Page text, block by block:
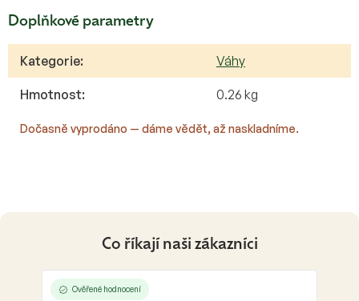
Doplňkové parametry
Kategorie: Váhy
Hmotnost: 0.26 kg
Dočasně vyprodáno — dáme vědět, až naskladníme.
Co říkají naši zákazníci
Ověřené hodnocení